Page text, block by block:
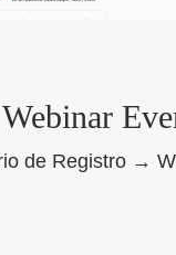
de Registro →